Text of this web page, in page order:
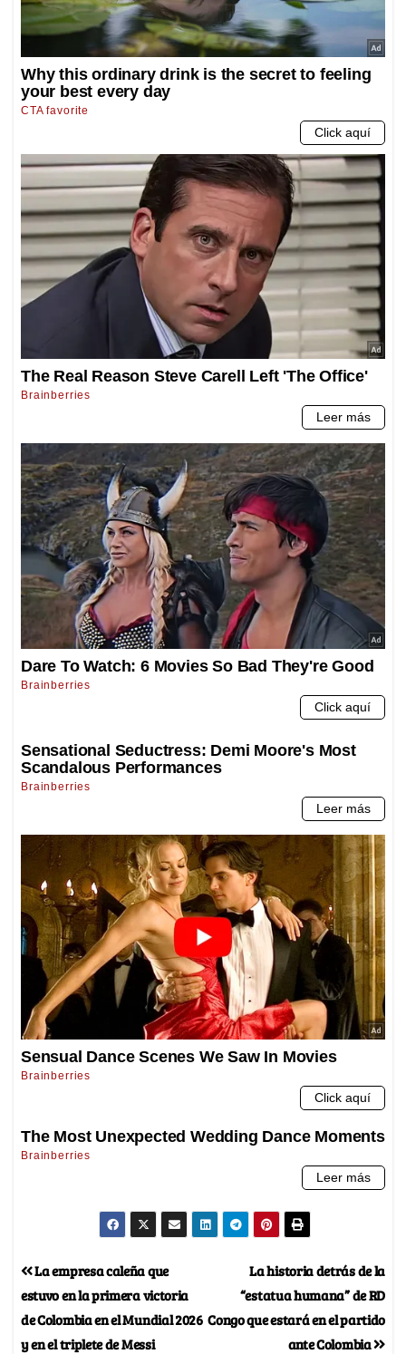
La historia detrás de la
“estatua humana” de RD
Congo que estará en el partido
ante Colombia
La empresa caleña que
estuvo en la primera victoria
de Colombia en el Mundial 2026
y en el triplete de Messi